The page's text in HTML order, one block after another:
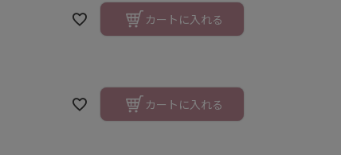
カートに入れる
カートに入れる